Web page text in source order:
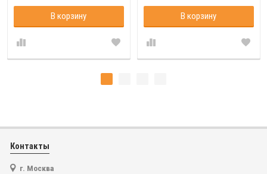
В корзину В корзину
Контакты
г. Москва